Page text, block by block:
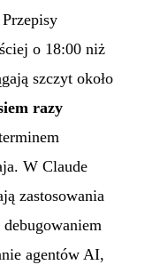
o 18:00 niż
szczyt około
razy
W Claude
zastosowania
agentów AI,